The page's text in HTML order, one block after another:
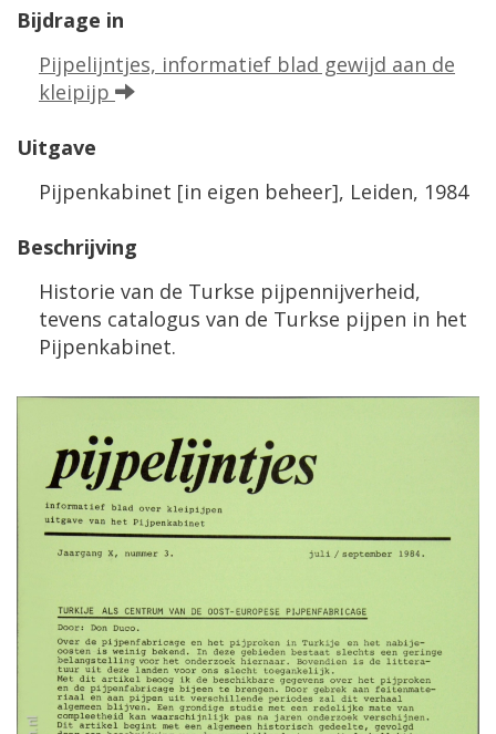
Bijdrage in
Pijpelijntjes, informatief blad gewijd aan de
kleipijp
Uitgave
Pijpenkabinet [in eigen beheer], Leiden, 1984
Beschrijving
Historie van de Turkse pijpennijverheid,
tevens catalogus van de Turkse pijpen in het
Pijpenkabinet.